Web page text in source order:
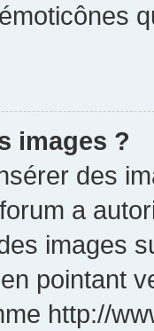
images ?
des
a
images
pointant
http://